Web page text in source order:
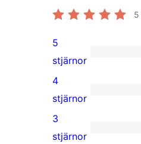
5
1
5-
stjärnig
recension
5
stjärnor
0
4-
stjärniga
4
stjärnor
0
3
stjärnor